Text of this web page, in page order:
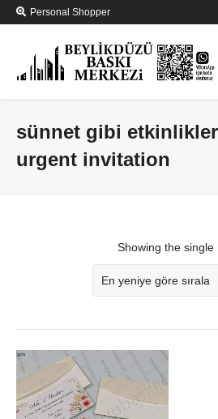
Personal Shopper
sünnet gibi
urgent invitation
Showing the single